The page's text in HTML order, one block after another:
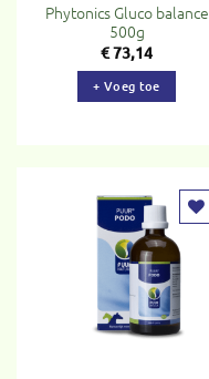
Phytonics Gluco balance
500g
€73,14
+ Voeg toe
Toevoegen
aan
verlanglijst